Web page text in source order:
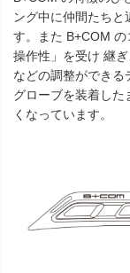
ング中に仲間たちと
す。また B+COM
操作性」を受け 継
などの調整ができる
グローブを装着した
くなっています。